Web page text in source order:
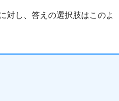
対し、答えの選択肢はこのよ